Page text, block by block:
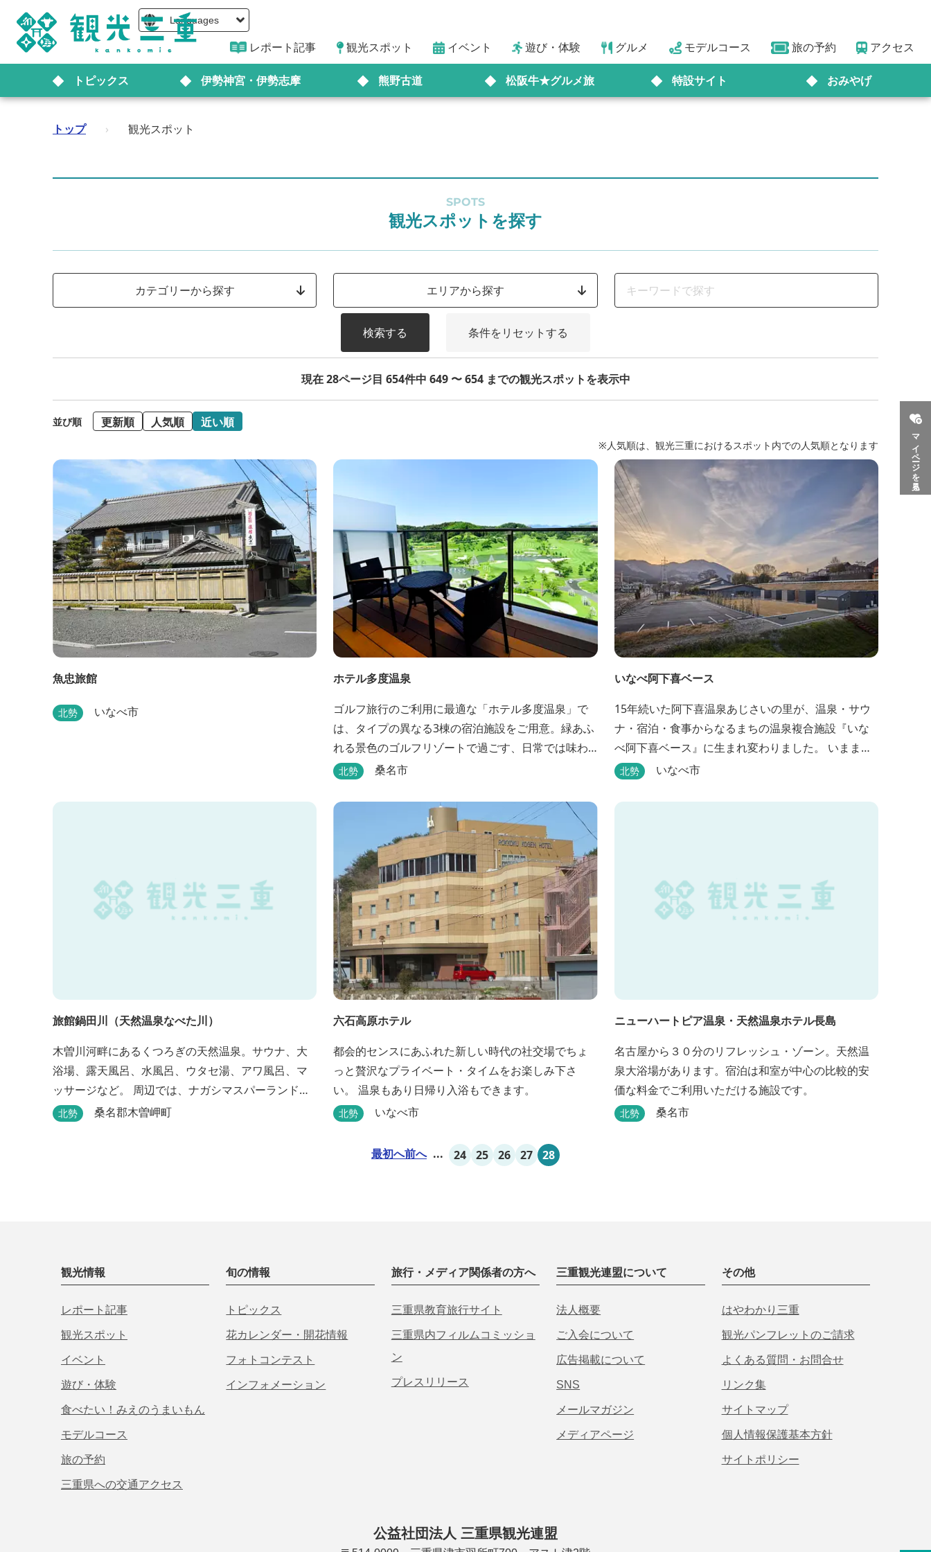
Languages
レポート記事 観光スポット イベント 遊び・体験 グルメ モデルコース 旅の予約 アクセス
トピックス 伊勢神宮・伊勢志摩 熊野古道 松阪牛★グルメ旅 特設サイト おみやげ
マイページを見る
トップ › 観光スポット
SPOTS
観光スポットを探す
カテゴリーから探す エリアから探す
検索する 条件をリセットする
現在 28ページ目 654件中 649 〜 654 までの観光スポットを表示中
並び順 更新順 人気順 近い順
※人気順は、観光三重におけるスポット内での人気順となります
魚忠旅館
北勢 いなべ市
ホテル多度温泉
ゴルフ旅行のご利用に最適な「ホテル多度温泉」で
は、タイプの異なる3棟の宿泊施設をご用意。緑あふ
れる景色のゴルフリゾートで過ごす、日常では味わ
えない優雅なリゾートステイをお楽しみ下さい。
北勢 桑名市
いなべ阿下喜ベース
15年続いた阿下喜温泉あじさいの里が、温泉・サウ
ナ・宿泊・食事からなるまちの温泉複合施設『いな
べ阿下喜ベース』に生まれ変わりました。 いままで
阿下喜温泉に通っていた地元の方も、市外からいな
す。今まで人気だった温泉はそのままに、サウナエ
北勢 いなべ市
旅館鍋田川（天然温泉なべた川）
木曽川河畔にあるくつろぎの天然温泉。サウナ、大
浴場、露天風呂、水風呂、ウタセ湯、アワ風呂、マ
ッサージなど。 周辺では、ナガシマスパーランド、
国営木曽三川公園が楽しめます。（車で２０分）
北勢 桑名郡木曽岬町
六石高原ホテル
都会的センスにあふれた新しい時代の社交場でちょ
っと贅沢なプライベート・タイムをお楽しみ下さ
い。 温泉もあり日帰り入浴もできます。
北勢 いなべ市
ニューハートピア温泉・天然温泉ホテル長島
名古屋から３０分のリフレッシュ・ゾーン。天然温
泉大浴場があります。宿泊は和室が中心の比較的安
価な料金でご利用いただける施設です。
北勢 桑名市
最初へ前へ ... 24 25 26 27 28
観光情報
レポート記事
観光スポット
イベント
遊び・体験
食べたい！みえのうまいもん
モデルコース
旅の予約
三重県への交通アクセス
旬の情報
トピックス
花カレンダー・開花情報
フォトコンテスト
インフォメーション
旅行・メディア関係者の方へ
三重県教育旅行サイト
三重県内フィルムコミッショ
ン
プレスリリース
三重観光連盟について
法人概要
ご入会について
広告掲載について
SNS
メールマガジン
メディアページ
その他
はやわかり三重
観光パンフレットのご請求
よくある質問・お問合せ
リンク集
サイトマップ
個人情報保護基本方針
サイトポリシー
公益社団法人 三重県観光連盟